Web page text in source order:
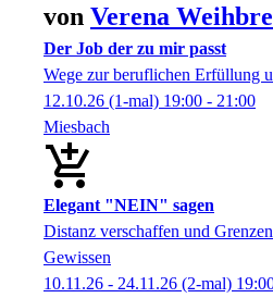
von Verena
Der Job der zu mir passt
Wege zur beruflichen Erfüllung
12.10.26 (1-mal) 19:00 - 21:00
Miesbach
Elegant "NEIN" sagen
Distanz verschaffen und
Gewissen
10.11.26 - 24.11.26 (2-mal)